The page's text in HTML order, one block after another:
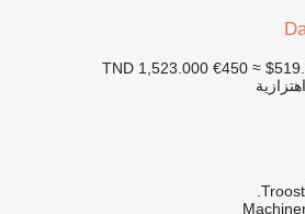
€450 ≈